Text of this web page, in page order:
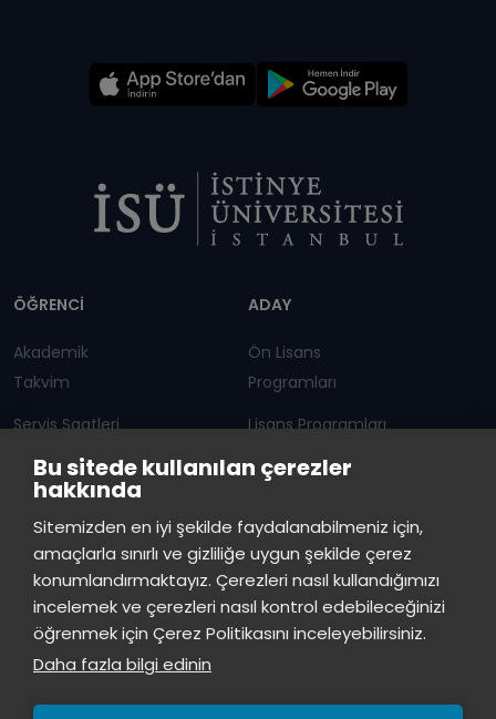
Bu sitede kullanılan çerezler
hakkında
Sitemizden en iyi şekilde faydalanabilmeniz için,
amaçlarla sınırlı ve gizliliğe uygun şekilde çerez
konumlandırmaktayız. Çerezleri nasıl kullandığımızı
incelemek ve çerezleri nasıl kontrol edebileceğinizi
öğrenmek için Çerez Politikasını inceleyebilirsiniz.
Daha fazla bilgi edinin
ÖĞRENCİ
Akademik
Takvim
Servis Saatleri
Duyurular
ADAY
Ön Lisans
Programları
Lisans Programları
Lisansüstü
İSTİNYE
Basın
Kiti
İhaleler İstinye Post Kampüslerimiz
çevrimiçi
İstinye Üniversitesi
Merhaba! Size nasıl yardımcı
olabilirim?